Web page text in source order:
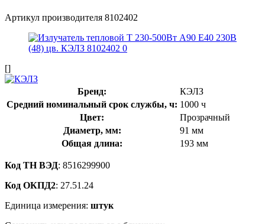
Артикул производителя 8102402
[]
Бренд:
КЭЛЗ
Средний номинальный срок службы, ч: 1000 ч
Цвет:
Прозрачный
Диаметр, мм:
91 мм
Общая длина:
193 мм
Код ТН ВЭД: 8516299900
Код ОКПД2: 27.51.24
Единица измерения: штук